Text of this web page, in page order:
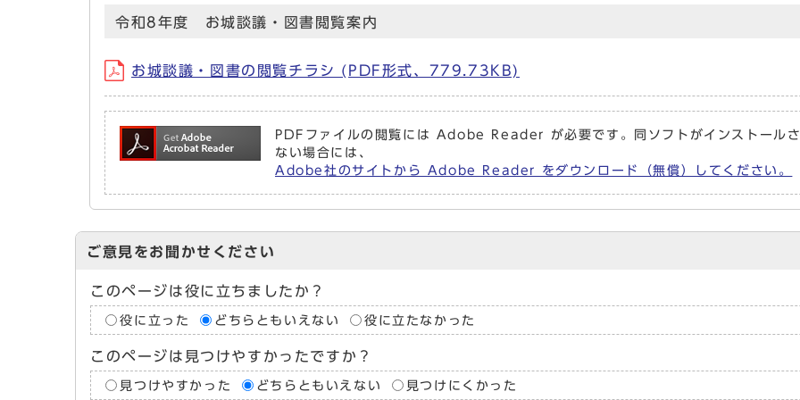
令和8年度 お城談議・図書閲覧案内
お城談議・図書の閲覧チラシ (PDF形式、779.73KB)
PDFファイルの閲覧には Adobe Reader が必要です。同ソフトがインストール
ない場合には、
Adobe社のサイトから Adobe Reader をダウンロード（無償）してください。
ご意見をお聞かせください
このページは役に立ちましたか？
役に立った どちらともいえない 役に立たなかった
このページは見つけやすかったですか？
見つけやすかった どちらともいえない 見つけにくかった